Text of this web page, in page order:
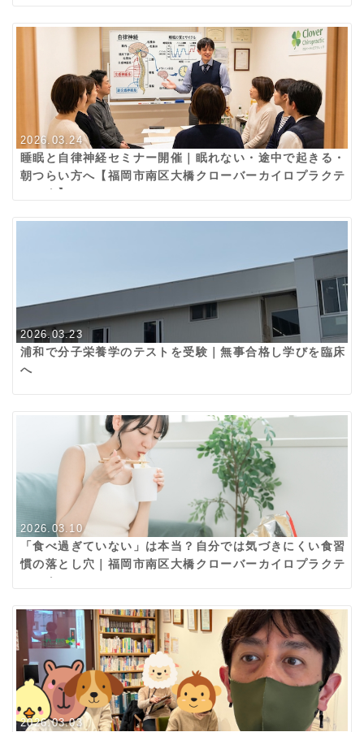
2026.03.24
睡眠と自律神経セミナー開催｜眠れない・途中で起きる・
朝つらい方へ【福岡市南区大橋クローバーカイロプラクテ
ィック】
2026.03.23
浦和で分子栄養学のテストを受験｜無事合格し学びを臨床
へ
2026.03.10
「食べ過ぎていない」は本当？自分では気づきにくい食習
慣の落とし穴｜福岡市南区大橋クローバーカイロプラクテ
ィック
2026.03.03